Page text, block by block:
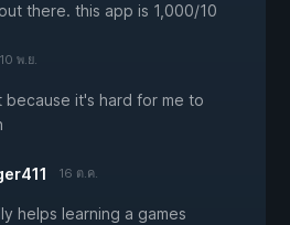
there. this app is 1,000/10
10 พ.ย.
because it's hard for me to
16 ต.ค.
helps learning a games